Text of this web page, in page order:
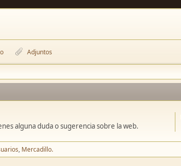
Adjuntos
alguna duda o sugerencia sobre la web.
Mercadillo.